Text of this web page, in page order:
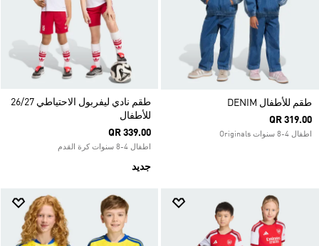
طقم للأطفال DENIM
QR 319.00
اطفال 4-8 سنوات Originals
طقم نادي ليفربول الاحتياطي 26/27
للأطفال
QR 339.00
اطفال 4-8 سنوات كرة القدم
جديد